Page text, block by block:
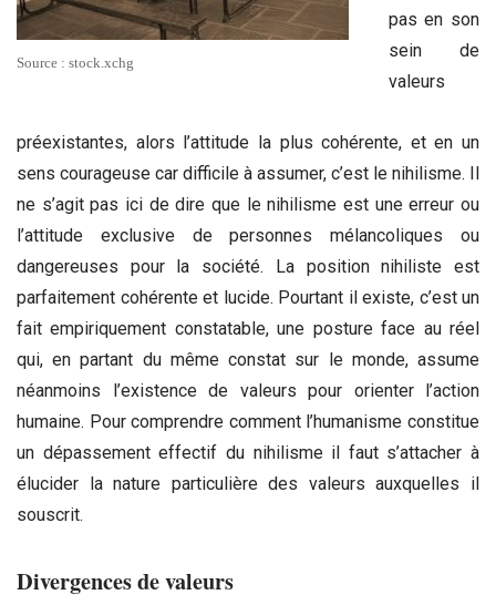
Source : stock.xchg
pas en son
sein de
valeurs
préexistantes, alors l’attitude la plus cohérente, et en un
sens courageuse car difficile à assumer, c’est le nihilisme. Il
ne s’agit pas ici de dire que le nihilisme est une erreur ou
l’attitude exclusive de personnes mélancoliques ou
dangereuses pour la société. La position nihiliste est
parfaitement cohérente et lucide. Pourtant il existe, c’est un
fait empiriquement constatable, une posture face au réel
qui, en partant du même constat sur le monde, assume
néanmoins l’existence de valeurs pour orienter l’action
humaine. Pour comprendre comment l’humanisme constitue
un dépassement effectif du nihilisme il faut s’attacher à
élucider la nature particulière des valeurs auxquelles il
souscrit.
Divergences de valeurs